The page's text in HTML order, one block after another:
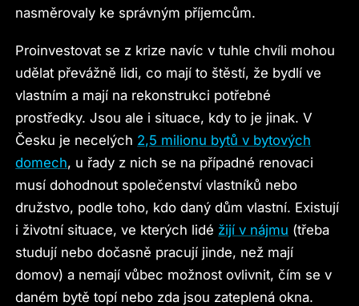
nasměrovaly ke správným příjemcům.
Proinvestovat se z krize navíc v tuhle chvíli mohou
udělat převážně lidi, co mají to štěstí, že bydlí ve
vlastním a mají na rekonstrukci potřebné
prostředky. Jsou ale i situace, kdy to je jinak. V
Česku je necelých 2,5 milionu bytů v bytových
domech, u řady z nich se na případné renovaci
musí dohodnout společenství vlastníků nebo
družstvo, podle toho, kdo daný dům vlastní. Existují
i životní situace, ve kterých lidé žijí v nájmu (třeba
studují nebo dočasně pracují jinde, než mají
domov) a nemají vůbec možnost ovlivnit, čím se v
daném bytě topí nebo zda jsou zateplená okna.